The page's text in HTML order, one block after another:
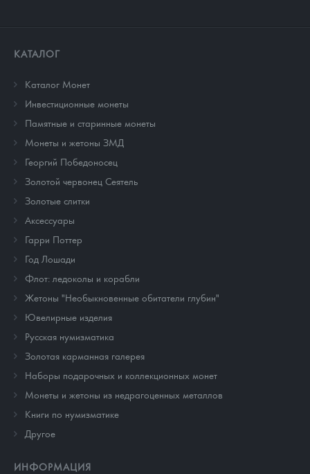
КАТАЛОГ
Каталог Монет
Инвестиционные монеты
Памятные и старинные монеты
Монеты и жетоны ЗМД
Георгий Победоносец
Золотой червонец Сеятель
Золотые слитки
Аксессуары
Гарри Поттер
Год Лошади
Флот: ледоколы и корабли
Жетоны "Необыкновенные обитатели глубин"
Ювелирные изделия
Русская нумизматика
Золотая карманная галерея
Наборы подарочных и коллекционных монет
Монеты и жетоны из недрагоценных металлов
Книги по нумизматике
Другое
ИНФОРМАЦИЯ